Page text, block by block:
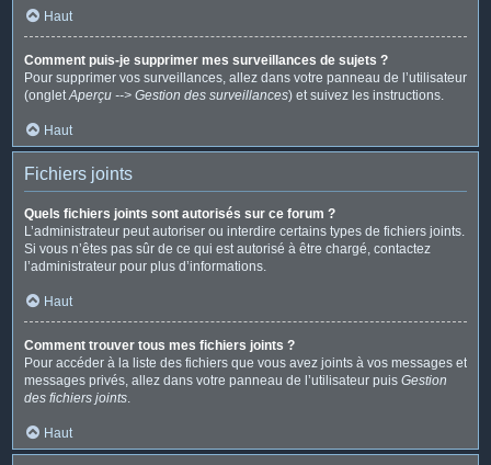
Haut
Comment puis-je supprimer mes surveillances de sujets ?
Pour supprimer vos surveillances, allez dans votre panneau de l’utilisateur
(ongletAperçu --> Gestion des surveillances) et suivez les instructions.
Haut
Fichiers joints
Quels fichiers joints sont autorisés sur ce forum ?
L’administrateur peut autoriser ou interdire certains types de fichiers joints.
Si vous n’êtes pas sûr de ce qui est autorisé à être chargé, contactez
l’administrateur pour plus d’informations.
Haut
Comment trouver tous mes fichiers joints ?
Pour accéder à la liste des fichiers que vous avez joints à vos messages et
messages privés, allez dans votre panneau de l’utilisateur puis Gestion
des fichiers joints.
Haut